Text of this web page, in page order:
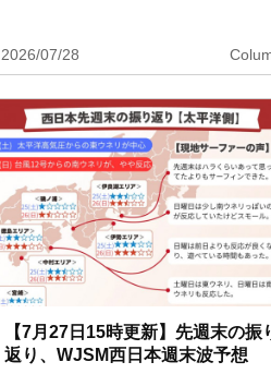
2026/07/28
【7月27日15時更新】先週末の振
返り、WJSM西日本週末波予想